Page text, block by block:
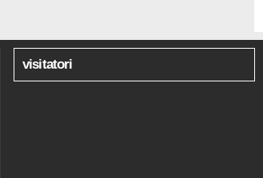
visitatori